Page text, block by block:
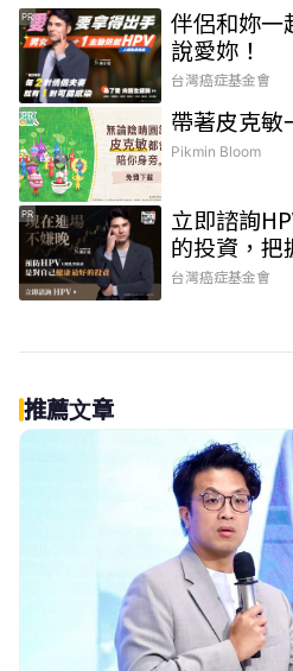
PR
伴侶和妳一
說愛妳！
台灣癌症基金會
PR 帶著皮克敏
Pikmin Bloom
PR
立即諮詢
的投資，把
台灣癌症基金會
推薦文章